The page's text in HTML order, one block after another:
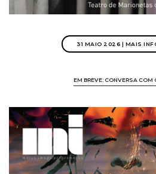
31 MAIO 2026 | MAIS
EM BREVE: CONVERSA